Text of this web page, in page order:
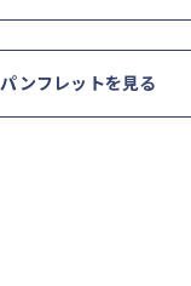
パンフレットを見る